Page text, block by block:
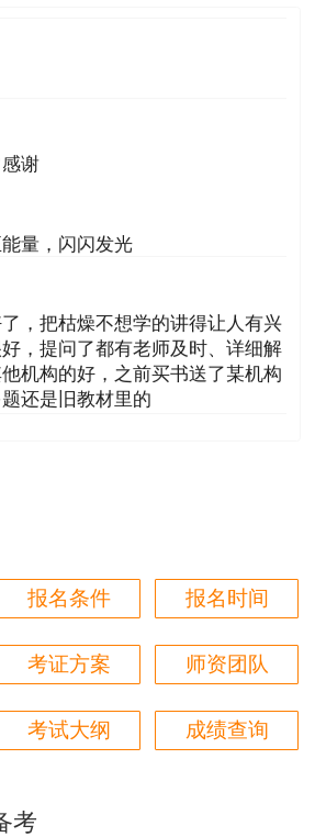
证书完全具有纸质版证书的
咨询工程师（投资）登记等各项
感谢
量，闪闪发光
，把枯燥不想学的讲得让人有兴
，提问了都有老师及时、详细解
机构的好，之前买书送了某机构
还是旧教材里的
细致，每个章节都讲到位了。特
节，深入浅出，强化训练，效果
杂的知识讲的深入浅出，能够听
也很到位。
报名条件 报名时间
考证方案 师资团队
考试大纲 成绩查询
考